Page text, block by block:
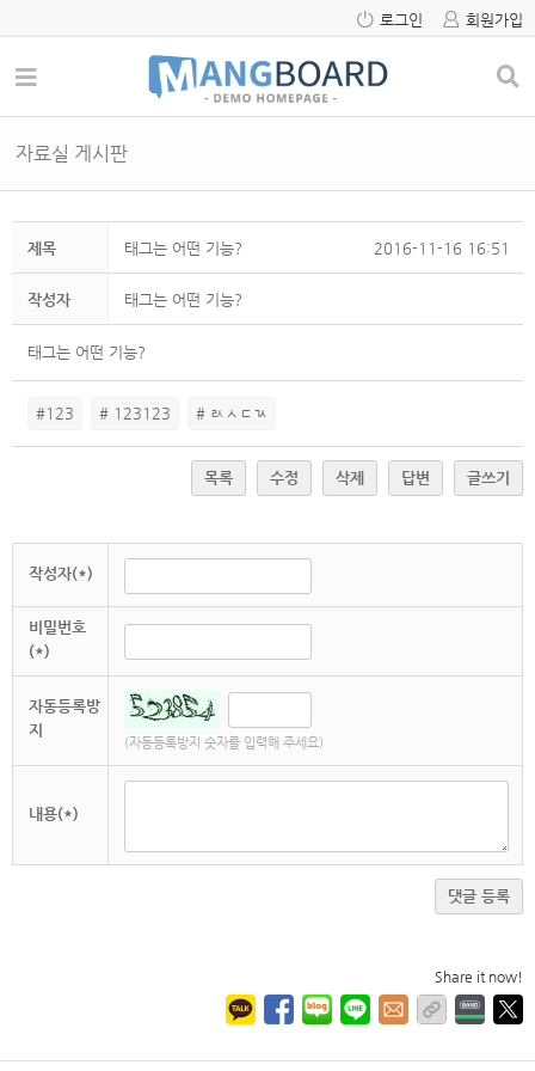
로그인 회원가입
자료실 게시판
제목 태그는 어떤 기능? 2016-11-16 16:51
작성자 태그는 어떤 기능?
태그는 어떤 기능?
#123 # 123123 # ㄽㅅㄷㄳ
목록 수정 삭제 답변 글쓰기
작성자(*)
비밀번호
(*)
자동등록방
지
(자동등록방지 숫자를 입력해 주세요)
내용(*)
댓글 등록
Share it now!